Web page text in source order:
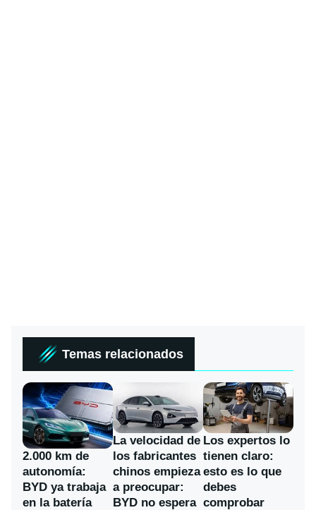
Temas relacionados
2.000 km de
autonomía:
BYD ya trabaja
en la batería
La velocidad de
los fabricantes
chinos empieza
a preocupar:
BYD no espera
Los expertos lo
tienen claro:
esto es lo que
debes
comprobar